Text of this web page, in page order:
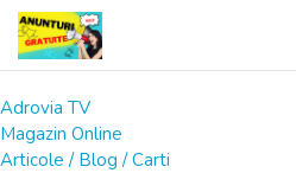
Adrovia TV
Magazin Online
Articole / Blog / Carti